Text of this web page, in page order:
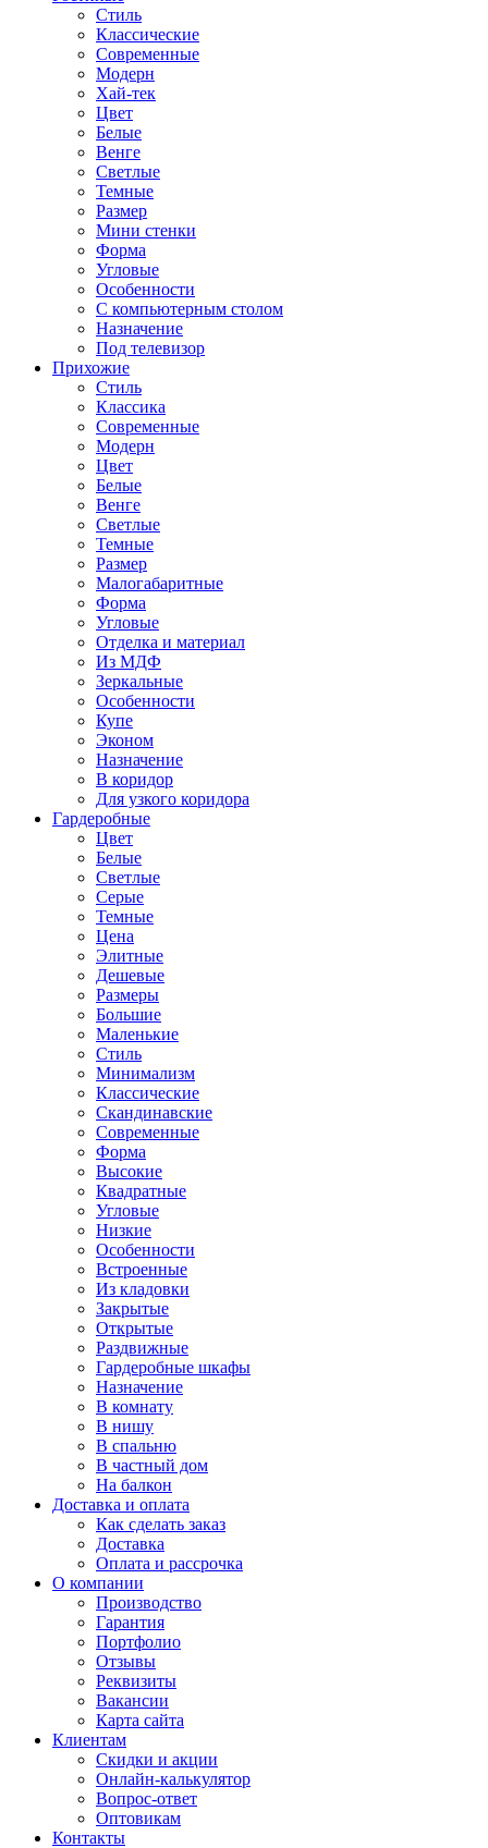
Стиль
Классические
Современные
Модерн
Хай-тек
Цвет
Белые
Венге
Светлые
Темные
Размер
Мини стенки
Форма
Угловые
Особенности
С компьютерным столом
Назначение
Под телевизор
Прихожие
Стиль
Классика
Современные
Модерн
Цвет
Белые
Венге
Светлые
Темные
Размер
Малогабаритные
Форма
Угловые
Отделка и материал
Из МДФ
Зеркальные
Особенности
Купе
Эконом
Назначение
В коридор
Для узкого коридора
Гардеробные
Цвет
Белые
Светлые
Серые
Темные
Цена
Элитные
Дешевые
Размеры
Большие
Маленькие
Стиль
Минимализм
Классические
Скандинавские
Современные
Форма
Высокие
Квадратные
Угловые
Низкие
Особенности
Встроенные
Из кладовки
Закрытые
Открытые
Раздвижные
Гардеробные шкафы
Назначение
В комнату
В нишу
В спальню
В частный дом
На балкон
Доставка и оплата
Как сделать заказ
Доставка
Оплата и рассрочка
О компании
Производство
Гарантия
Портфолио
Отзывы
Реквизиты
Вакансии
Карта сайта
Клиентам
Скидки и акции
Онлайн-калькулятор
Вопрос-ответ
Оптовикам
Контакты